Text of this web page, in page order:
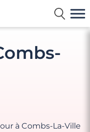
à Combs-La-Ville